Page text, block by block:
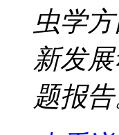
虫学
新发
题报告